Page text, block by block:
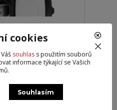
TRAKER
Partner 4
cookies
souhlass použitím souborů
informace týkající se Vašich
Souhlasím